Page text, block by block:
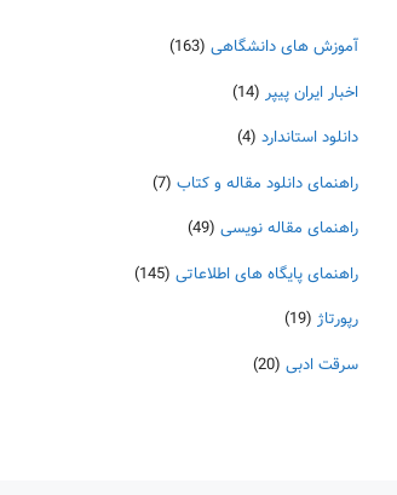
آموزش های دانشگاهی (163)
اخبار ایران پیپر (14)
دانلود استاندارد (4)
راهنمای دانلود مقاله و کتاب (7)
راهنمای مقاله نویسی (49)
راهنمای پایگاه های اطلاعاتی (145)
رپورتاژ (19)
سرقت ادبی (20)